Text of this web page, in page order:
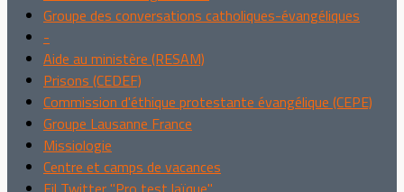
Groupe des conversations catholiques-évangéliques
-
Aide au ministère (RESAM)
Prisons (CEDEF)
Commission d'éthique protestante évangélique (CEPE)
Groupe Lausanne France
Missiologie
Centre et camps de vacances